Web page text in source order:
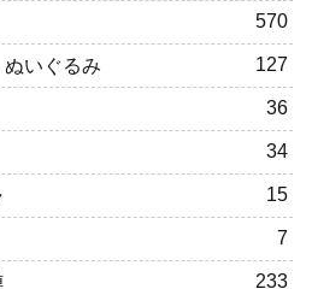
570
いぐるみ 127
36
34
15
7
233